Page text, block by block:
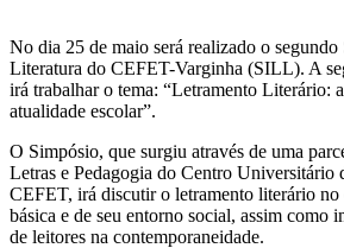
No dia 25 de maio será realizado o
Literatura do CEFET-Varginha (SILL). A
irá trabalhar o tema: “Letramento Literário:
atualidade escolar”.
O Simpósio, que surgiu através de uma
Letras e Pedagogia do Centro Universitário
CEFET, irá discutir o letramento literário no
básica e de seu entorno social, assim como
de leitores na contemporaneidade.